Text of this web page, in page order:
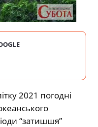
2021 погодні
“затишшя”